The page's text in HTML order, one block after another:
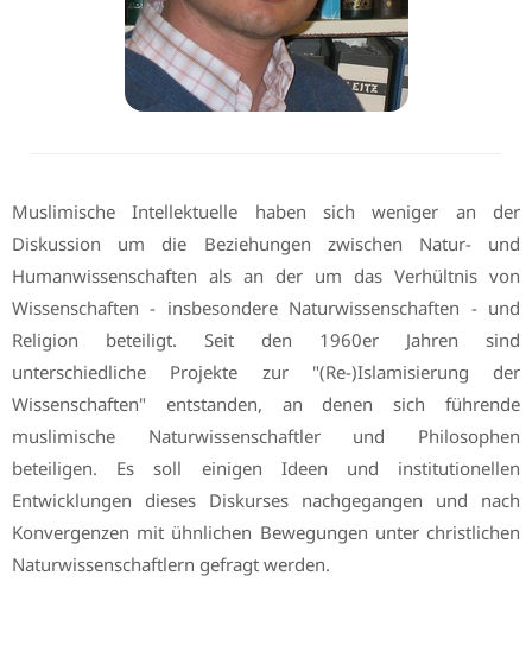
Muslimische Intellektuelle haben sich weniger an der
Diskussion um die Beziehungen zwischen Natur- und
Humanwissenschaften als an der um das Verhültnis von
Wissenschaften - insbesondere Naturwissenschaften - und
Religion beteiligt. Seit den 1960er Jahren sind
unterschiedliche Projekte zur "(Re-)Islamisierung der
Wissenschaften" entstanden, an denen sich führende
muslimische Naturwissenschaftler und Philosophen
beteiligen. Es soll einigen Ideen und institutionellen
Entwicklungen dieses Diskurses nachgegangen und nach
Konvergenzen mit ühnlichen Bewegungen unter christlichen
Naturwissenschaftlern gefragt werden.